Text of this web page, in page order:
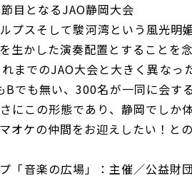
目となるJAO静岡大会
プスそして駿河湾という風光
生かした演奏配置とすることを
までのJAO大会と大きく異な
Bでも無い、300名が一同に会す
にこの形態であり、静岡でしか
オケの仲間をお迎えしたい！と
「音楽の広場」：主催／公益財